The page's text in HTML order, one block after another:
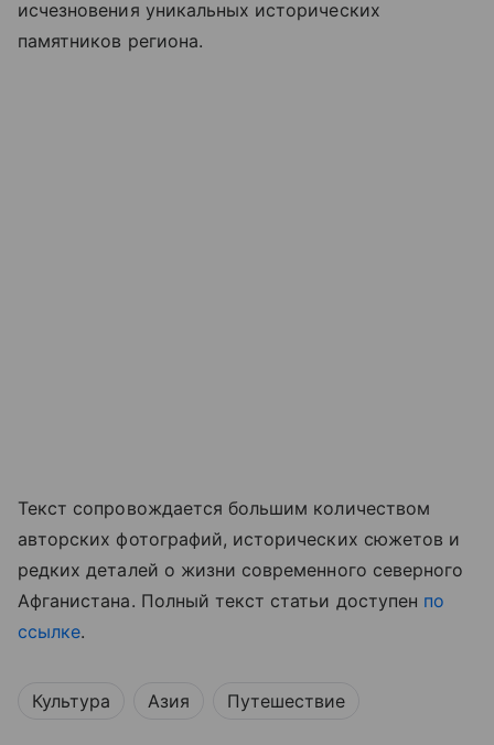
исчезновения уникальных исторических
памятников региона.
Текст сопровождается большим количеством
авторских фотографий, исторических сюжетов и
редких деталей о жизни современного северного
Афганистана. Полный текст статьи доступен по
ссылке.
Культура Азия Путешествие